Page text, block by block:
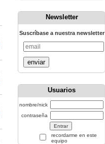
Newsletter
Suscríbase a nuestra newsletter
enviar
Usuarios
nombre/nick
contraseña
recordarme en este
equipo